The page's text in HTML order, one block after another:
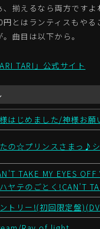
揃えるなら両方です
とはランティスもや
曲目は以下から。
TARI」公式サイト
はじめました/神様お
の☆プリンスさまっ♪
TAKE MY EYES OFF
ハヤテのごとく!CAN'T
トリー!(初回限定盤